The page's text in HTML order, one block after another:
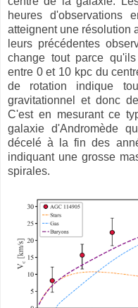
heures d'observations
atteignent une résolution
leurs précédentes
change tout parce
entre 0 et 10 kpc du
de rotation indique
gravitationnel et donc
C'est en mesurant ce
galaxie d'Andromède
décelé à la fin des
indiquant une grosse
spirales.